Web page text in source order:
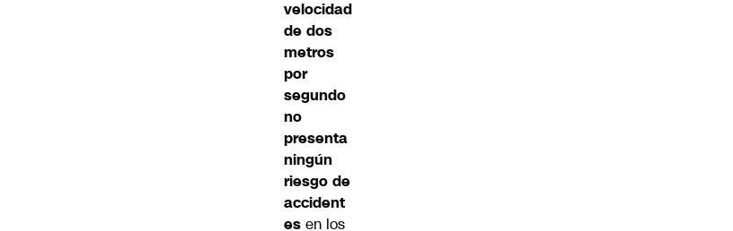
velocidad
de dos
metros
por
segundo
no
presenta
ningún
riesgo de
accident
es en los